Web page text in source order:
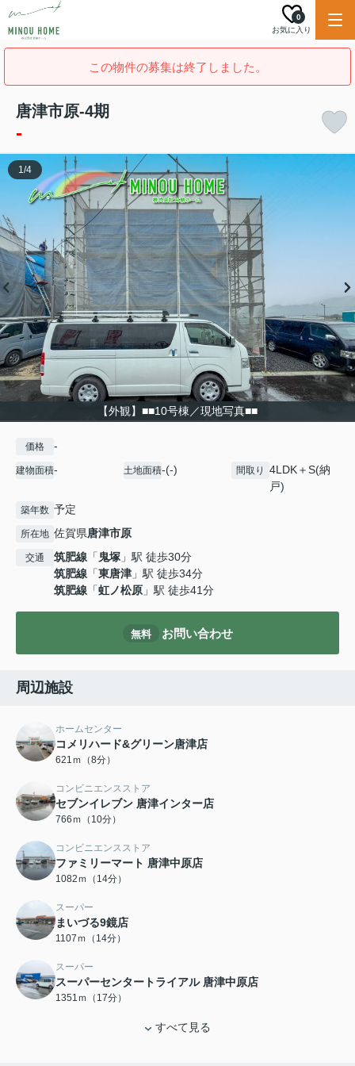
お気に入り
0
この物件の募集は終了しました。
唐津市原-4期
-
【外観】■■10号棟／現地写真■■
1/4
価格 -
建物面積- 土地面積-(-) 間取り
4LDK＋S(納
戸)
築年数 予定
所在地 佐賀県唐津市原
交通 筑肥線 「 鬼塚 」駅 徒歩30分
筑肥線 「東唐津 」駅 徒歩34分
筑肥線 「虹ノ松原 」駅 徒歩41分
無料 お問い合わせ
周辺施設
ホームセンター
コメリハード&グリーン唐津店
621ｍ（8分）
コンビニエンスストア
セブンイレブン 唐津インター店
766ｍ（10分）
コンビニエンスストア
ファミリーマート 唐津中原店
1082ｍ（14分）
スーパー
まいづる9鏡店
1107ｍ（14分）
スーパー
スーパーセンタートライアル 唐津中原店
1351ｍ（17分）
すべて見る